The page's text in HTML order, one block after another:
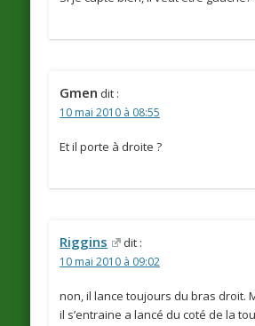
Gmen dit :
10 mai 2010 à 08:55
Et il porte à droite ?
Riggins dit :
10 mai 2010 à 09:02
non, il lance toujours du bras droit.
il s’entraine a lancé du coté de la